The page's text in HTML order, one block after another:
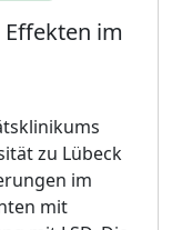
im
zu Lübeck
im
mit